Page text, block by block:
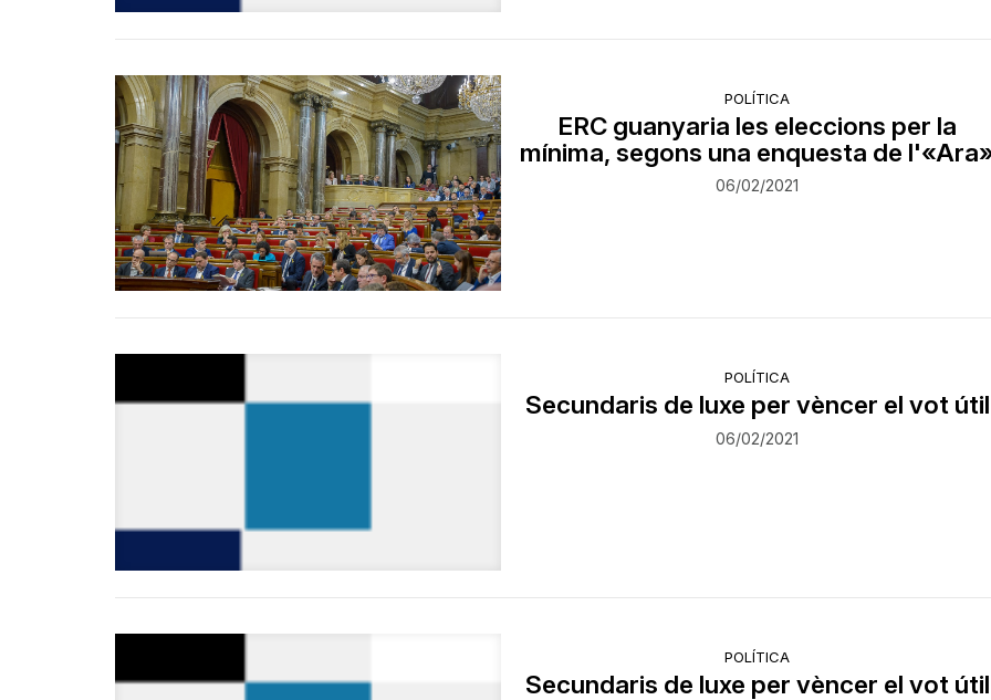
POLÍTICA
ERC guanyaria les eleccions per la
mínima, segons una enquesta de
06/02/2021
POLÍTICA
Secundaris de luxe per vèncer el vot útil
06/02/2021
POLÍTICA
Secundaris de luxe per vèncer el vot útil